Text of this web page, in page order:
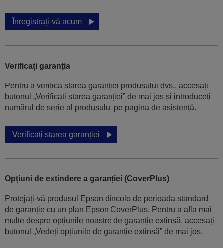
Înregistrați-vă acum
Verificați garanția
Pentru a verifica starea garanției produsului dvs., accesați
butonul „Verificati starea garanției” de mai jos și introduceți
numărul de serie al produsului pe pagina de asistență.
Verificați starea garanției
Opțiuni de extindere a garanției (CoverPlus)
Protejați-vă produsul Epson dincolo de perioada standard
de garanție cu un plan Epson CoverPlus. Pentru a afla mai
multe despre opțiunile noastre de garanție extinsă, accesați
butonul „Vedeți opțiunile de garanție extinsă” de mai jos.